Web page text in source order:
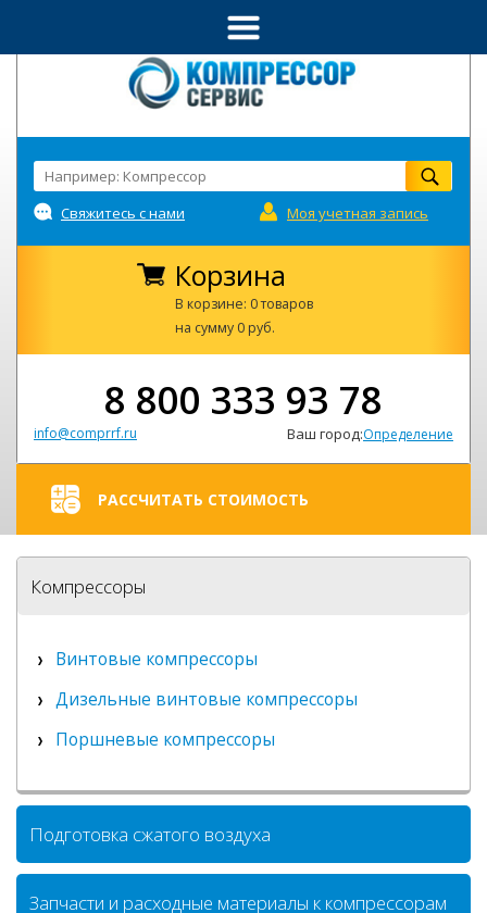
Свяжитесь с нами Моя учетная запись
Корзина
В корзине: 0 товаров
на сумму 0 руб.
8 800 333 93 78
info@comprrf.ru Ваш город:Определение
РАССЧИТАТЬ СТОИМОСТЬ
Компрессоры
Винтовые компрессоры
Дизельные винтовые компрессоры
Поршневые компрессоры
Подготовка сжатого воздуха
Запчасти и расходные материалы к компрессорам